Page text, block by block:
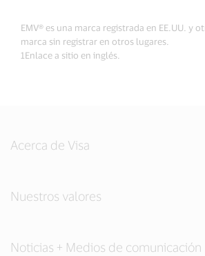
EMV® es una marca registrada en EE.UU. y
marca sin registrar en otros lugares.
1Enlace a sitio en inglés.
Acerca de Visa
Nuestros valores
Noticias + Medios de comunicación